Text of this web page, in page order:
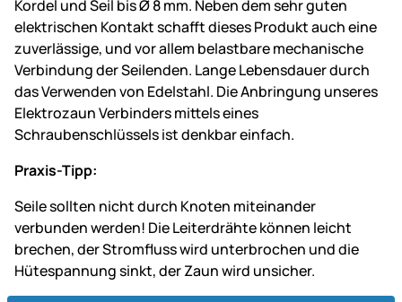
Kordel und Seil bis Ø 8 mm. Neben dem sehr guten
elektrischen Kontakt schafft dieses Produkt auch eine
zuverlässige, und vor allem belastbare mechanische
Verbindung der Seilenden. Lange Lebensdauer durch
das Verwenden von Edelstahl. Die Anbringung unseres
Elektrozaun Verbinders mittels eines
Schraubenschlüssels ist denkbar einfach.
Praxis-Tipp:
Seile sollten nicht durch Knoten miteinander
verbunden werden! Die Leiterdrähte können leicht
brechen, der Stromfluss wird unterbrochen und die
Hütespannung sinkt, der Zaun wird unsicher.